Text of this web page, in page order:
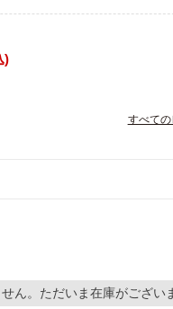
すべて
ん。ただいま在庫がござい